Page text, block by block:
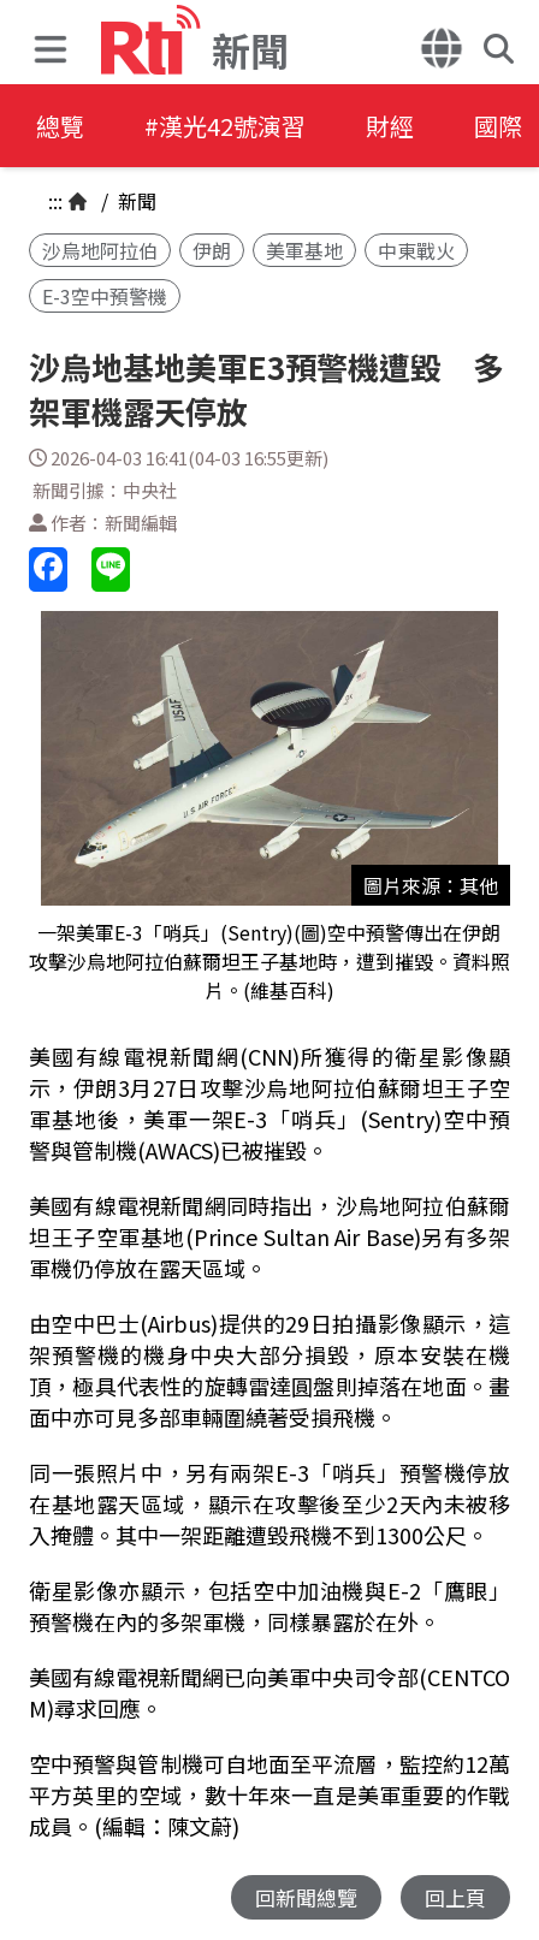
新聞
總覽 #漢光42號演習 財經 國際
::: / 新聞
沙烏地阿拉伯
伊朗 美軍基地
中東戰火
E-3空中預警機
沙烏地基地美軍E3預警機遭毀 多
架軍機露天停放
2026-04-03 16:41(04-03 16:55更新)
新聞引據：中央社
作者：新聞編輯
圖片來源：其他
一架美軍E-3「哨兵」(Sentry)(圖)空中預警傳出在伊朗
攻擊沙烏地阿拉伯蘇爾坦王子基地時，遭到摧毀。資料照
片。(維基百科)
美國有線電視新聞網(CNN)所獲得的衛星影像顯
示，伊朗3月27日攻擊沙烏地阿拉伯蘇爾坦王子空
軍基地後，美軍一架E-3「哨兵」(Sentry)空中預
警與管制機(AWACS)已被摧毀。
美國有線電視新聞網同時指出，沙烏地阿拉伯蘇爾
坦王子空軍基地(Prince Sultan Air Base)另有多架
軍機仍停放在露天區域。
由空中巴士(Airbus)提供的29日拍攝影像顯示，這
架預警機的機身中央大部分損毀，原本安裝在機
頂，極具代表性的旋轉雷達圓盤則掉落在地面。畫
面中亦可見多部車輛圍繞著受損飛機。
同一張照片中，另有兩架E-3「哨兵」預警機停放
在基地露天區域，顯示在攻擊後至少2天內未被移
入掩體。其中一架距離遭毀飛機不到1300公尺。
衛星影像亦顯示，包括空中加油機與E-2「鷹眼」
預警機在內的多架軍機，同樣暴露於在外。
美國有線電視新聞網已向美軍中央司令部(CENTCO
M)尋求回應。
空中預警與管制機可自地面至平流層，監控約12萬
平方英里的空域，數十年來一直是美軍重要的作戰
成員。(編輯：陳文蔚)
回新聞總覽 回上頁